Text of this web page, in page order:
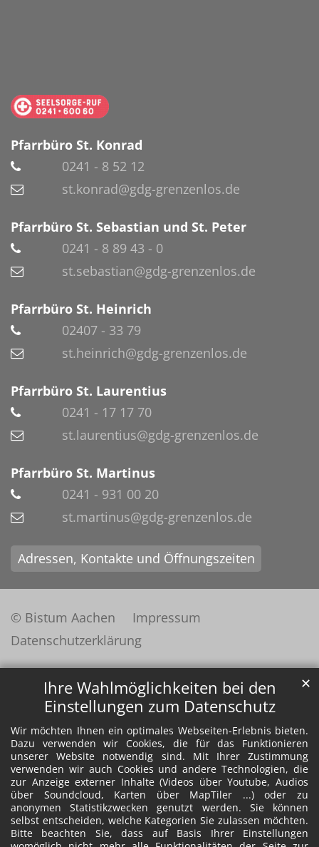
Ihre Wahlmöglichkeiten bei den
Einstellungen zum Datenschutz
Wir möchten Ihnen ein optimales Webseiten-Erlebnis bieten.
Dazu verwenden wir Cookies, die für das Funktionieren
unserer Website notwendig sind. Mit Ihrer Zustimmung
verwenden wir auch Cookies und andere Technologien, die
zur Anzeige externer Inhalte (Videos über Youtube, Audios
über Soundcloud, Karten über MapTiler ...) oder zu
anonymen Statistikzwecken genutzt werden. Sie können
selbst entscheiden, welche Kategorien Sie zulassen möchten.
Bitte beachten Sie, dass auf Basis Ihrer Einstellungen
✕
Pfarrbüro St. Konrad
0241 - 8 52 12
st.konrad@gdg-grenzenlos.de
Pfarrbüro St. Sebastian und St. Peter
0241 - 8 89 43 - 0
st.sebastian@gdg-grenzenlos.de
Pfarrbüro St. Heinrich
02407 - 33 79
st.heinrich@gdg-grenzenlos.de
Pfarrbüro St. Laurentius
0241 - 17 17 70
st.laurentius@gdg-grenzenlos.de
Pfarrbüro St. Martinus
0241 - 931 00 20
st.martinus@gdg-grenzenlos.de
Adressen, Kontakte und Öffnungszeiten
© Bistum Aachen
Impressum
Datenschutzerklärung